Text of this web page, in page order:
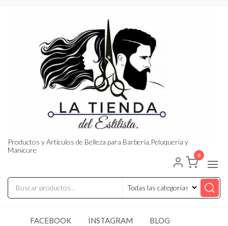
Productos y Artículos de Belleza para Barberia,Peluqueria y
Manicure
0
FACEBOOK INSTAGRAM BLOG